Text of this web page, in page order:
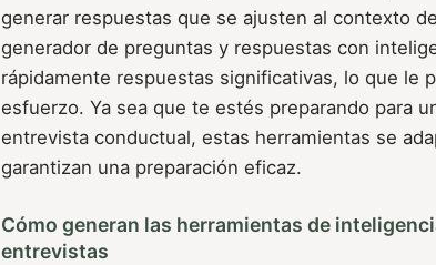
generar respuestas que se ajusten al contexto
generador de preguntas y respuestas con
rápidamente respuestas significativas, lo que le
esfuerzo. Ya sea que te estés preparando para
entrevista conductual, estas herramientas se
garantizan una preparación eficaz.
Cómo generan las herramientas de
entrevistas